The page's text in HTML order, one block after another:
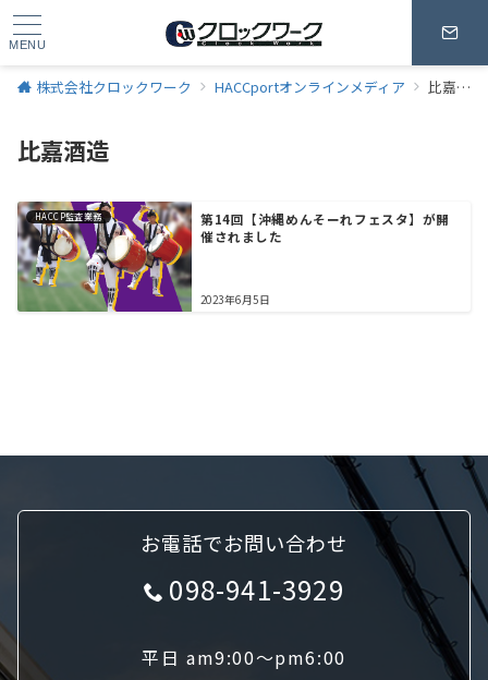
MENU
株式会社クロックワーク HACCportオンラインメディア 比嘉酒造
比嘉酒造
HACCP監査業務
第14回【沖縄めんそーれフェスタ】が開
催されました
2023年6月5日
お電話でお問い合わせ
098-941-3929
平日 am9:00〜pm6:00